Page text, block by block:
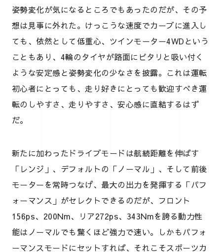
姿勢変化が気になるところでもあったのだが、その予
想は見事に外れた。けっこうな速度でカーブに進入し
ても、依然として低重心、ツインモーター4WDという
こともあり、4輪のタイヤが路面にピタリと吸い付く
ような安定感と姿勢変化の少なさを披露。これは運転
初心者にとっても、走り好きにとっても歓迎すべき運
転のしやすさ、走りやすさ、安心感に直結するはず
だ。
新たに加わったドライブモードは航続距離を伸ばす
「レンジ」、デフォルトの「ノーマル」、そして前後
モーターを常時つなげ、最大の出力を発揮する「パフ
ォーマンス」がセレクトできるのだが、フロント
156ps、200Nm、リア272ps、343Nmを誇る動力性
能はノーマルでも驚くほど強力で速い。しかもパフォ
ーマンスモードにセットすれば、それこそスポーツカ